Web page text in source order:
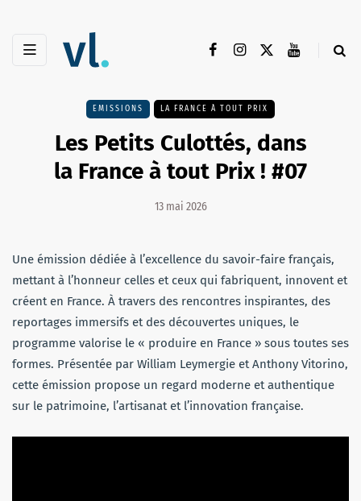
EMISSIONS LA FRANCE À TOUT PRIX
Les Petits Culottés, dans
la France à tout Prix ! #07
13 mai 2026
Une émission dédiée à l’excellence du savoir-faire français,
mettant à l’honneur celles et ceux qui fabriquent, innovent et
créent en France. À travers des rencontres inspirantes, des
reportages immersifs et des découvertes uniques, le
programme valorise le « produire en France » sous toutes ses
formes. Présentée par William Leymergie et Anthony Vitorino,
cette émission propose un regard moderne et authentique
sur le patrimoine, l’artisanat et l’innovation française.